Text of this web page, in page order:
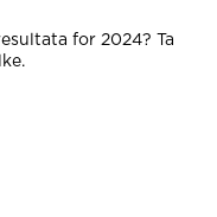
for 2024? Ta